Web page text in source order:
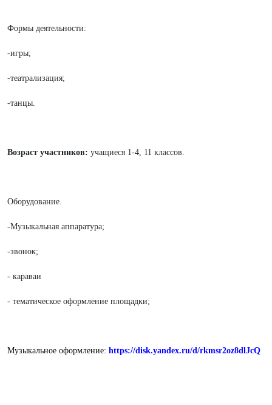
Формы деятельности:
-игры;
-театрализация;
-танцы.
Возраст участников: учащиеся 1-4, 11 классов.
Оборудование.
-Музыкальная аппаратура;
-звонок;
- караваи
- тематическое оформление площадки;
Музыкальное оформление: https://disk.yandex.ru/d/rkmsr2oz8dlJcQ